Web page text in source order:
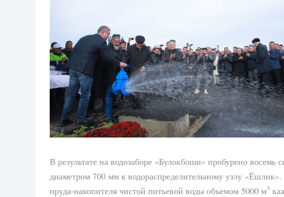
В результате на водозаборе «Булокбоши» пробурено
диаметром 700 мм к водораспределительному узлу
пруда-накопителя чистой питьевой воды объемом 5000 м3